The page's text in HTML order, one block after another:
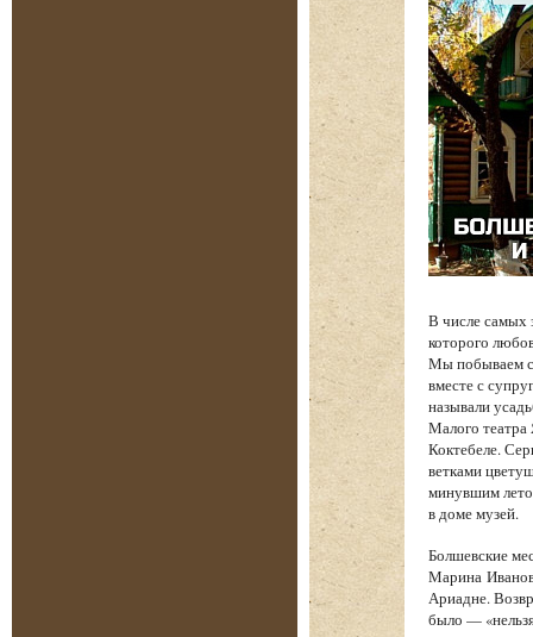
В числе самых
которого
Мы побываем с
вместе с
называли
Малого
Коктебеле.
ветками
минувшим
в доме музей.
Болшевские
Марина
Ариадне.
было —